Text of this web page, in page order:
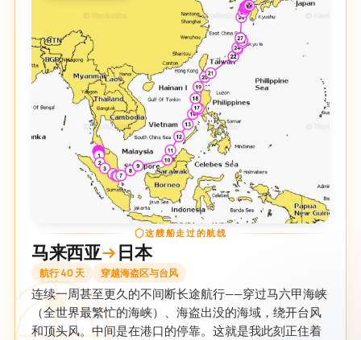
这艘船走过的航线
马来西亚 日本
航行 40 天 穿越海盗区与台风
连续一周甚至更久的不间断长途航行——穿过马六甲海峡
（全世界最繁忙的海峡）、海盗出没的海域，绕开台风
和顶头风。中间是在港口的停靠。这就是我此刻正住着